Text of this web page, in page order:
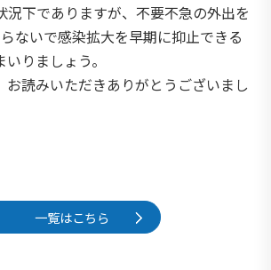
況下でありますが、不要不急の外出を
ないで感染拡大を早期に抑止できる
りましょう。
お読みいただきありがとうございまし
一覧はこちら